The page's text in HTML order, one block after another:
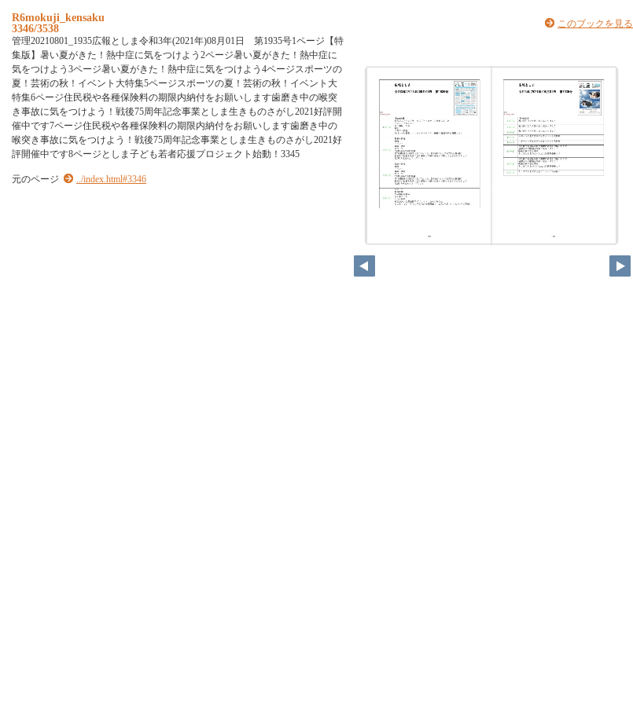
R6mokuji_kensaku
3346/3538
管理20210801_1935広報としま令和3年(2021年)08月01日 第1935号1ページ【特
集版】暑い夏がきた！熱中症に気をつけよう2ページ暑い夏がきた！熱中症に
気をつけよう3ページ暑い夏がきた！熱中症に気をつけよう4ページスポーツの
夏！芸術の秋！イベント大特集5ページスポーツの夏！芸術の秋！イベント大
特集6ページ住民税や各種保険料の期限内納付をお願いします歯磨き中の喉突
き事故に気をつけよう！戦後75周年記念事業としま生きものさがし2021好評開
催中です7ページ住民税や各種保険料の期限内納付をお願いします歯磨き中の
喉突き事故に気をつけよう！戦後75周年記念事業としま生きものさがし2021好
評開催中です8ページとしま子ども若者応援プロジェクト始動！3345
元のページ ../index.html#3346
このブックを見る